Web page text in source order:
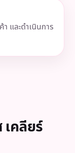
และดำเนินการ
คลียร์